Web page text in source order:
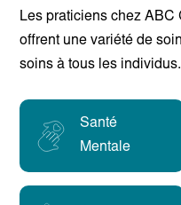
Les praticiens chez
offrent une variété de
soins à tous les individus.
Santé
Mentale